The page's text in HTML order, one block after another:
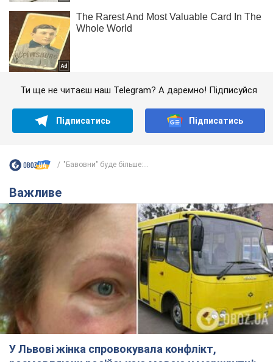
Ти ще не читаєш наш Telegram? А даремно! Підписуйся
Підписатись Підписатись
"Бавовни" буде більше:...
Важливе
У Львові жінка спровокувала конфлікт,